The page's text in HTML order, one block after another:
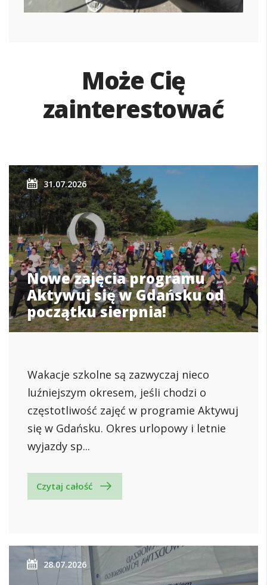
Może Cię
zainterestować
31.07.2026
Nowe zajęcia programu
Aktywuj się w Gdańsku od
początku sierpnia!
Wakacje szkolne są zazwyczaj nieco
luźniejszym okresem, jeśli chodzi o
częstotliwość zajęć w programie Aktywuj
się w Gdańsku. Okres urlopowy i letnie
wyjazdy sp...
Czytaj całość
28.07.2026